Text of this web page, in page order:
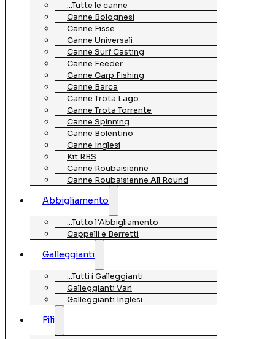
…Tutte le canne
Canne Bolognesi
Canne Fisse
Canne Universali
Canne Surf Casting
Canne Feeder
Canne Carp Fishing
Canne Barca
Canne Trota Lago
Canne Trota Torrente
Canne Spinning
Canne Bolentino
Canne Inglesi
Kit RBS
Canne Roubaisienne
Canne Roubaisienne All Round
Abbigliamento
…Tutto l’Abbigliamento
Cappelli e Berretti
Galleggianti
…Tutti i Galleggianti
Galleggianti Vari
Galleggianti Inglesi
Fili